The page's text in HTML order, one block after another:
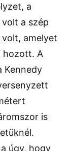
a
a szép
volt, amelyet
hozott. A
Kennedy
is
úgy, hogy